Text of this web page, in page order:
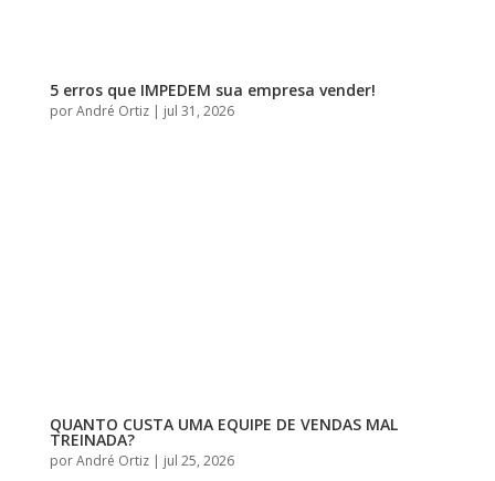
5 erros que IMPEDEM sua empresa vender!
porAndré Ortiz| jul 31, 2026
QUANTO CUSTA UMA EQUIPE DE VENDAS MAL
TREINADA?
porAndré Ortiz| jul 25, 2026